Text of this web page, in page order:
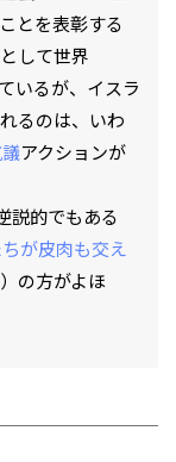
とを表彰する
して世界
いるが、イスラ
るのは、いわ
アクションが
説的でもある
が皮肉も交え
の方がよほ